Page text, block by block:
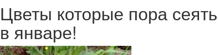
Цветы которые пора сеять
в январе!